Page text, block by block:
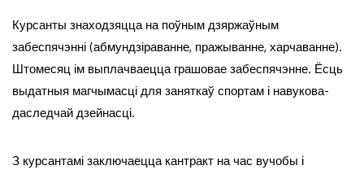
Курсанты знаходзяцца на поўным дзяржаўным
забеспячэнні (абмундзіраванне, пражыванне, харчаванне).
Штомесяц ім выплачваецца грашовае забеспячэнне. Ёсць
выдатныя магчымасці для заняткаў спортам і навукова-
даследчай дзейнасці.
З курсантамі заключаецца кантракт на час вучобы і